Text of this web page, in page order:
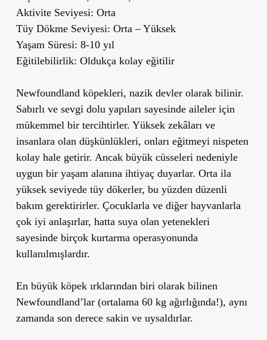
Aktivite Seviyesi: Orta
Tüy Dökme Seviyesi: Orta – Yüksek
Yaşam Süresi: 8-10 yıl
Eğitilebilirlik: Oldukça kolay eğitilir
Newfoundland köpekleri, nazik devler olarak bilinir.
Sabırlı ve sevgi dolu yapıları sayesinde aileler için
mükemmel bir tercihtirler. Yüksek zekâları ve
insanlara olan düşkünlükleri, onları eğitmeyi nispeten
kolay hale getirir. Ancak büyük cüsseleri nedeniyle
uygun bir yaşam alanına ihtiyaç duyarlar. Orta ila
yüksek seviyede tüy dökerler, bu yüzden düzenli
bakım gerektirirler. Çocuklarla ve diğer hayvanlarla
çok iyi anlaşırlar, hatta suya olan yetenekleri
sayesinde birçok kurtarma operasyonunda
kullanılmışlardır.
En büyük köpek ırklarından biri olarak bilinen
Newfoundland’lar (ortalama 60 kg ağırlığında!), aynı
zamanda son derece sakin ve uysaldırlar.